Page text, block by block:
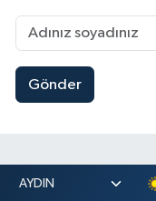
Gönder